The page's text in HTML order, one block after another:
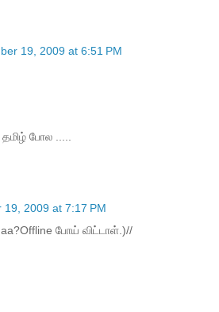
19, 2009 at 6:51 PM
போல .....
19, 2009 at 7:17 PM
போய் விட்டாள்.)//